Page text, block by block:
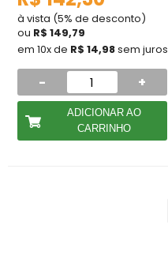
à vista (5% de desconto)
ou R$ 149,79
em 10x de R$ 14,98sem juros
- +
ADICIONAR AO
CARRINHO